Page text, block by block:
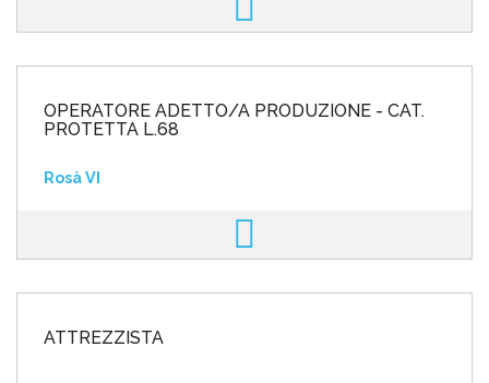
OPERATORE ADETTO/A PRODUZIONE - CAT.
PROTETTA L.68
Rosà VI
ATTREZZISTA